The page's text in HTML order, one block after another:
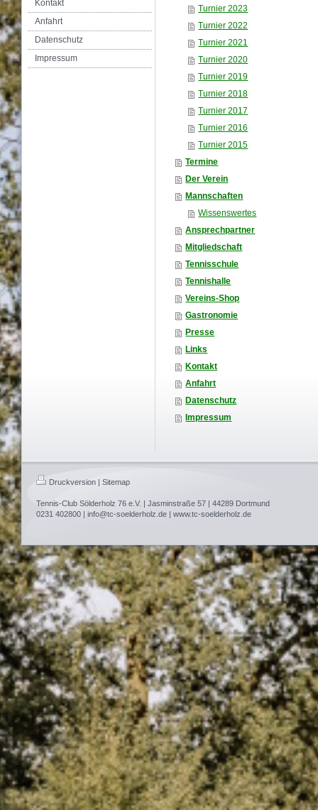
Kontakt
Anfahrt
Datenschutz
Impressum
Turnier 2023
Turnier 2022
Turnier 2021
Turnier 2020
Turnier 2019
Turnier 2018
Turnier 2017
Turnier 2016
Turnier 2015
Termine
Der Verein
Mannschaften
Wissenswertes
Ansprechpartner
Mitgliedschaft
Tennisschule
Tennishalle
Vereins-Shop
Gastronomie
Presse
Links
Kontakt
Anfahrt
Datenschutz
Impressum
Druckversion | Sitemap
Tennis-Club Sölderholz 76 e.V. | Jasminstraße 57 | 44289 Dortmund
0231 402800 | info@tc-soelderholz.de | www.tc-soelderholz.de